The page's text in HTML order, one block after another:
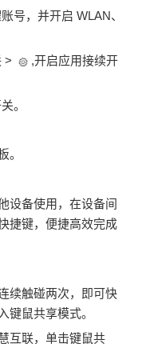
号，并开启 WLAN、
>
,开启应用接续开
。
。
设备使用，在设备间
捷键，便捷高效完成
续触碰两次，即可快
键鼠共享模式。
互联，单击键鼠共